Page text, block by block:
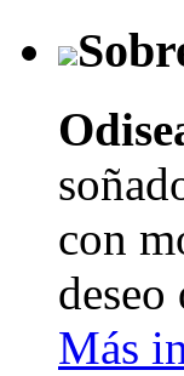
con
Más